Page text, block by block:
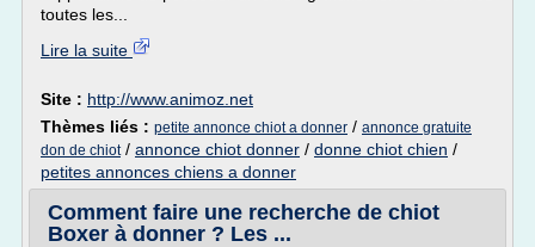
toutes les...
Lire la suite
Site : http://www.animoz.net
Thèmes liés : petite annonce chiot a donner / annonce gratuite
don de chiot/ annonce chiot donner / donne chiot chien /
petites annonces chiens a donner
Comment faire une recherche de chiot
Boxer à donner ? Les ...